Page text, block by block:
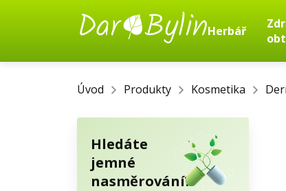
Herbář
Úvod Produkty Kosmetika
Hledáte
jemné
nasměrování?